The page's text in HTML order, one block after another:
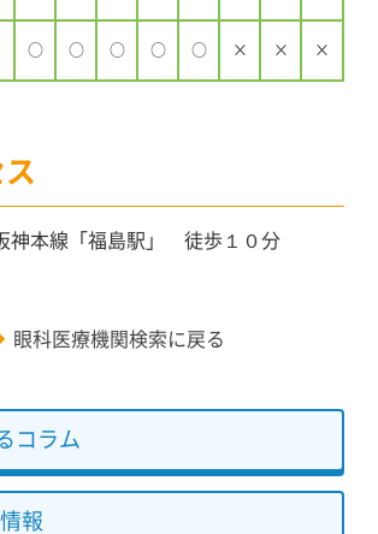
○ ○ ○ ○ ○ × × ×
神本線「福島駅」 徒歩１０分
眼科医療機関検索に戻る
コラム
報